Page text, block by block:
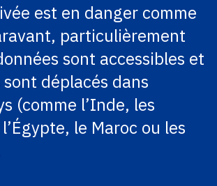
est en danger comme
particulièrement
sont accessibles et
déplacés dans
(comme l’Inde, les
le Maroc ou les